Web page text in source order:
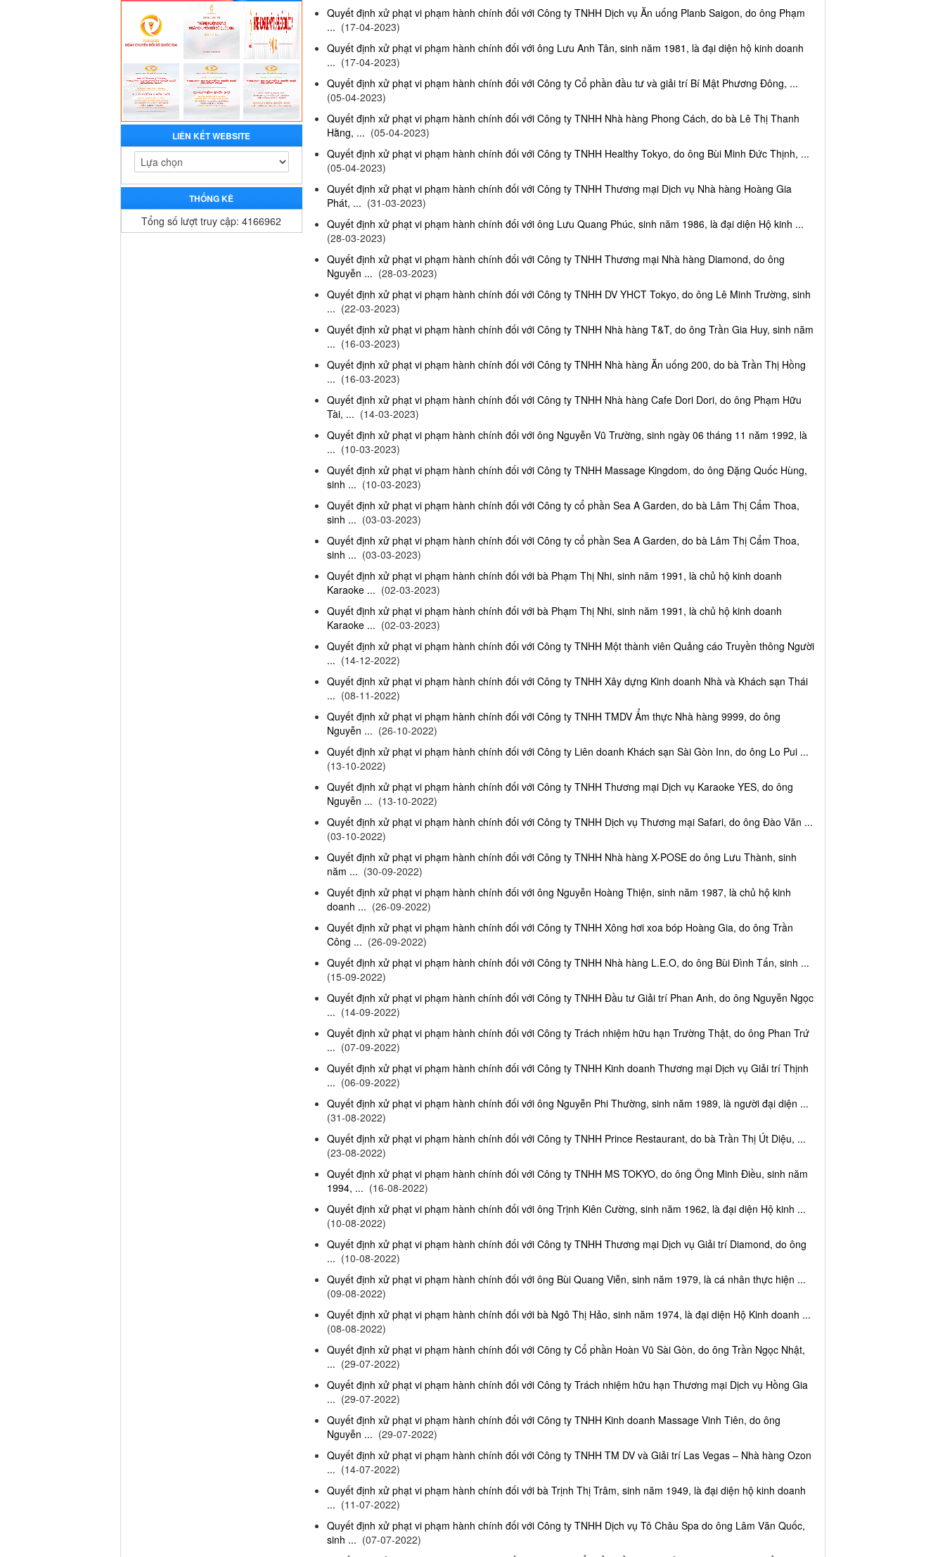
LIÊN KẾT WEBSITE
THỐNG KÊ
Tổng số lượt truy cập: 4166962
Quyết định xử phạt vi phạm hành chính đối với Công ty TNHH Dịch vụ Ăn uống Planb Saigon, do ông Phạm
... (17-04-2023)
Quyết định xử phạt vi phạm hành chính đối với ông Lưu Anh Tân, sinh năm 1981, là đại diện hộ kinh doanh
... (17-04-2023)
Quyết định xử phạt vi phạm hành chính đối với Công ty Cổ phần đầu tư và giải trí Bí Mật Phương Đông, ...
(05-04-2023)
Quyết định xử phạt vi phạm hành chính đối với Công ty TNHH Nhà hàng Phong Cách, do bà Lê Thị Thanh
Hằng, ... (05-04-2023)
Quyết định xử phạt vi phạm hành chính đối với Công ty TNHH Healthy Tokyo, do ông Bùi Minh Đức Thịnh, ...
(05-04-2023)
Quyết định xử phạt vi phạm hành chính đối với Công ty TNHH Thương mại Dịch vụ Nhà hàng Hoàng Gia
Phát, ... (31-03-2023)
Quyết định xử phạt vi phạm hành chính đối với ông Lưu Quang Phúc, sinh năm 1986, là đại diện Hộ kinh ...
(28-03-2023)
Quyết định xử phạt vi phạm hành chính đối với Công ty TNHH Thương mại Nhà hàng Diamond, do ông
Nguyễn ... (28-03-2023)
Quyết định xử phạt vi phạm hành chính đối với Công ty TNHH DV YHCT Tokyo, do ông Lê Minh Trường, sinh
... (22-03-2023)
Quyết định xử phạt vi phạm hành chính đối với Công ty TNHH Nhà hàng T&T, do ông Trần Gia Huy, sinh năm
... (16-03-2023)
Quyết định xử phạt vi phạm hành chính đối với Công ty TNHH Nhà hàng Ăn uống 200, do bà Trần Thị Hồng
... (16-03-2023)
Quyết định xử phạt vi phạm hành chính đối với Công ty TNHH Nhà hàng Cafe Dori Dori, do ông Phạm Hữu
Tài, ... (14-03-2023)
Quyết định xử phạt vi phạm hành chính đối với ông Nguyễn Vũ Trường, sinh ngày 06 tháng 11 năm 1992, là
... (10-03-2023)
Quyết định xử phạt vi phạm hành chính đối với Công ty TNHH Massage Kingdom, do ông Đặng Quốc Hùng,
sinh ... (10-03-2023)
Quyết định xử phạt vi phạm hành chính đối với Công ty cổ phần Sea A Garden, do bà Lâm Thị Cẩm Thoa,
sinh ... (03-03-2023)
Quyết định xử phạt vi phạm hành chính đối với Công ty cổ phần Sea A Garden, do bà Lâm Thị Cẩm Thoa,
sinh ... (03-03-2023)
Quyết định xử phạt vi phạm hành chính đối với bà Phạm Thị Nhi, sinh năm 1991, là chủ hộ kinh doanh
Karaoke ... (02-03-2023)
Quyết định xử phạt vi phạm hành chính đối với bà Phạm Thị Nhi, sinh năm 1991, là chủ hộ kinh doanh
Karaoke ... (02-03-2023)
Quyết định xử phạt vi phạm hành chính đối với Công ty TNHH Một thành viên Quảng cáo Truyền thông Người
... (14-12-2022)
Quyết định xử phạt vi phạm hành chính đối với Công ty TNHH Xây dựng Kinh doanh Nhà và Khách sạn Thái
... (08-11-2022)
Quyết định xử phạt vi phạm hành chính đối với Công ty TNHH TMDV Ẩm thực Nhà hàng 9999, do ông
Nguyễn ... (26-10-2022)
Quyết định xử phạt vi phạm hành chính đối với Công ty Liên doanh Khách sạn Sài Gòn Inn, do ông Lo Pui ...
(13-10-2022)
Quyết định xử phạt vi phạm hành chính đối với Công ty TNHH Thương mại Dịch vụ Karaoke YES, do ông
Nguyễn ... (13-10-2022)
Quyết định xử phạt vi phạm hành chính đối với Công ty TNHH Dịch vụ Thương mại Safari, do ông Đào Văn ...
(03-10-2022)
Quyết định xử phạt vi phạm hành chính đối với Công ty TNHH Nhà hàng X-POSE do ông Lưu Thành, sinh
năm ... (30-09-2022)
Quyết định xử phạt vi phạm hành chính đối với ông Nguyễn Hoàng Thiện, sinh năm 1987, là chủ hộ kinh
doanh ... (26-09-2022)
Quyết định xử phạt vi phạm hành chính đối với Công ty TNHH Xông hơi xoa bóp Hoàng Gia, do ông Trần
Công ... (26-09-2022)
Quyết định xử phạt vi phạm hành chính đối với Công ty TNHH Nhà hàng L.E.O, do ông Bùi Đình Tấn, sinh ...
(15-09-2022)
Quyết định xử phạt vi phạm hành chính đối với Công ty TNHH Đầu tư Giải trí Phan Anh, do ông Nguyễn Ngọc
... (14-09-2022)
Quyết định xử phạt vi phạm hành chính đối với Công ty Trách nhiệm hữu hạn Trường Thật, do ông Phan Trứ
... (07-09-2022)
Quyết định xử phạt vi phạm hành chính đối với Công ty TNHH Kinh doanh Thương mại Dịch vụ Giải trí Thịnh
... (06-09-2022)
Quyết định xử phạt vi phạm hành chính đối với ông Nguyễn Phi Thường, sinh năm 1989, là người đại diện ...
(31-08-2022)
Quyết định xử phạt vi phạm hành chính đối với Công ty TNHH Prince Restaurant, do bà Trần Thị Út Diệu, ...
(23-08-2022)
Quyết định xử phạt vi phạm hành chính đối với Công ty TNHH MS TOKYO, do ông Ông Minh Điều, sinh năm
1994, ... (16-08-2022)
Quyết định xử phạt vi phạm hành chính đối với ông Trịnh Kiên Cường, sinh năm 1962, là đại diện Hộ kinh ...
(10-08-2022)
Quyết định xử phạt vi phạm hành chính đối với Công ty TNHH Thương mại Dịch vụ Giải trí Diamond, do ông
... (10-08-2022)
Quyết định xử phạt vi phạm hành chính đối với ông Bùi Quang Viễn, sinh năm 1979, là cá nhân thực hiện ...
(09-08-2022)
Quyết định xử phạt vi phạm hành chính đối với bà Ngô Thị Hảo, sinh năm 1974, là đại diện Hộ Kinh doanh ...
(08-08-2022)
Quyết định xử phạt vi phạm hành chính đối với Công ty Cổ phần Hoàn Vũ Sài Gòn, do ông Trần Ngọc Nhật,
... (29-07-2022)
Quyết định xử phạt vi phạm hành chính đối với Công ty Trách nhiệm hữu hạn Thương mại Dịch vụ Hồng Gia
... (29-07-2022)
Quyết định xử phạt vi phạm hành chính đối với Công ty TNHH Kinh doanh Massage Vinh Tiên, do ông
Nguyễn ... (29-07-2022)
Quyết định xử phạt vi phạm hành chính đối với Công ty TNHH TM DV và Giải trí Las Vegas – Nhà hàng Ozon
... (14-07-2022)
Quyết định xử phạt vi phạm hành chính đối với bà Trịnh Thị Trâm, sinh năm 1949, là đại diện hộ kinh doanh
... (11-07-2022)
Quyết định xử phạt vi phạm hành chính đối với Công ty TNHH Dịch vụ Tô Châu Spa do ông Lâm Văn Quốc,
sinh ... (07-07-2022)